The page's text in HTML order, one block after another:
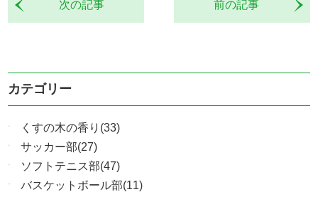
前の記事
次の記事
カテゴリー
くすの木の香り(33)
サッカー部(27)
ソフトテニス部(47)
バスケットボール部(11)